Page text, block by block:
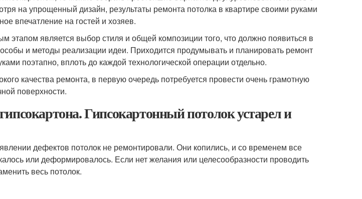
на упрощенный дизайн, результаты ремонта потолка в квартире своими руками
впечатление на гостей и хозяев.
этапом является выбор стиля и общей композиции того, что должно появиться в
и методы реализации идеи. Приходится продумывать и планировать ремонт
поэтапно, вплоть до каждой технологической операции отдельно.
качества ремонта, в первую очередь потребуется провести очень грамотную
поверхности.
Гипсокартонный потолок устарел и
дефектов потолок не ремонтировали. Они копились, и со временем все
или деформировалось. Если нет желания или целесообразности проводить
весь потолок.